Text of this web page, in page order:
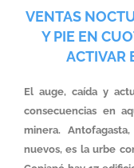
VENTAS
Y PIE EN
ACTIVAR
El auge, caída y
consecuencias en
minera.
nuevos, es la urbe